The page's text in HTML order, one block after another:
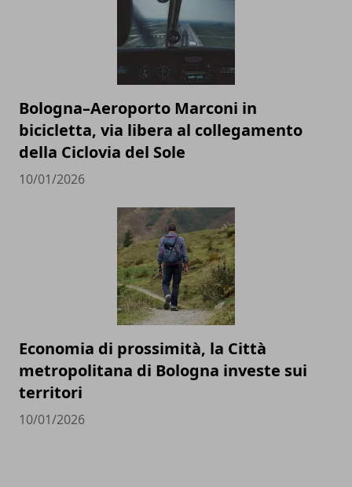
Bologna–Aeroporto Marconi in
bicicletta, via libera al collegamento
della Ciclovia del Sole
10/01/2026
Economia di prossimità, la Città
metropolitana di Bologna investe sui
territori
10/01/2026